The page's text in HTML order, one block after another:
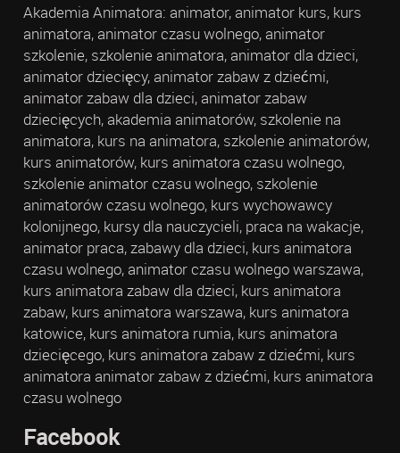
Akademia Animatora: animator, animator kurs, kurs
animatora, animator czasu wolnego, animator
szkolenie, szkolenie animatora, animator dla dzieci,
animator dziecięcy, animator zabaw z dziećmi,
animator zabaw dla dzieci, animator zabaw
dziecięcych, akademia animatorów, szkolenie na
animatora, kurs na animatora, szkolenie animatorów,
kurs animatorów, kurs animatora czasu wolnego,
szkolenie animator czasu wolnego, szkolenie
animatorów czasu wolnego, kurs wychowawcy
kolonijnego, kursy dla nauczycieli, praca na wakacje,
animator praca, zabawy dla dzieci, kurs animatora
czasu wolnego, animator czasu wolnego warszawa,
kurs animatora zabaw dla dzieci, kurs animatora
zabaw, kurs animatora warszawa, kurs animatora
katowice, kurs animatora rumia, kurs animatora
dziecięcego, kurs animatora zabaw z dziećmi, kurs
animatora animator zabaw z dziećmi, kurs animatora
czasu wolnego
Facebook